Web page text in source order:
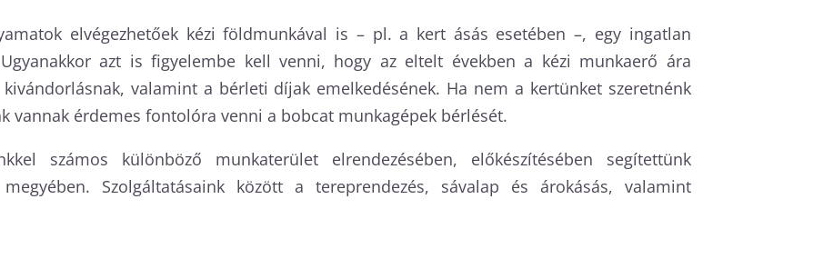
elvégezhetőek kézi földmunkával is – pl. a kert ásás esetében –, egy ingatlan
azt is figyelembe kell venni, hogy az eltelt években a kézi munkaerő ára
valamint a bérleti díjak emelkedésének. Ha nem a kertünket szeretnénk
vannak érdemes fontolóra venni a bobcat munkagépek bérlését.
számos különböző munkaterület elrendezésében, előkészítésében segítettünk
Szolgáltatásaink között a tereprendezés, sávalap és árokásás, valamint